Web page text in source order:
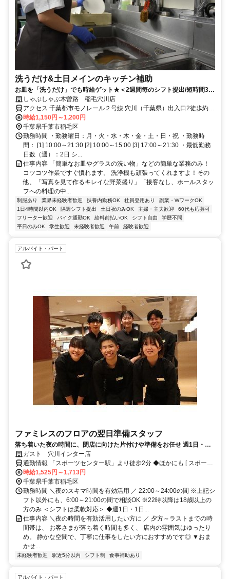
洗うだけ&土日メインのキッチン補助
お皿を「洗うだけ」でも時給ゲット★＜2週間毎のシフト提出/短時間3h
～/週2日～＞
しゃぶしゃぶ木曽路 稲毛穴川店
アクセス 千葉都市モノレール２号線 穴川（千葉県）出入口2徒歩約6
分、千葉都市モノレール２号線 天台出入口1徒歩約12分、千葉都市モ
ノレール２号線 スポーツセンター出入口2徒歩約14分 千葉都市モノ
レール穴川駅より徒歩6分
時給1,150円～1,200円
千葉県千葉市稲毛区
勤務時間 ・勤務曜日：月・火・水・木・金・土・日・祝 ・勤務時
間： [1] 10:00～21:30 [2] 10:00～15:00 [3] 17:00～21:30 ・最低勤務
日数（週）：2日 シ...
仕事内容 「簡単なお皿やグラスの洗い物」などの簡単な業務のみ！
コツコツ作業ですぐ慣れます。 洗浄機も頑張ってくれますよ！その
他、「写真を見て作るキレイな野菜盛り」「接客なし、ホールスタッ
フへの料理の中...
制服あり 業界未経験者歓迎 扶養内勤務OK 社員登用あり
副業・WワークOK
1日4時間以内OK
隔週シフト提出 土日祝のみOK 主婦・主夫歓迎
60代も応募可
フリーター歓迎
バイク通勤OK 給料前払いOK シフト自由
学歴不問
平日のみOK
学生歓迎 未経験者歓迎 午前 経験者歓迎
アルバイト・パート
ファミレスのフロアの翌日準備スタッフ
落ち着いた夜の時間に、閉店に向けた片付けや準備をお任せ 週1日・短
時間～OK 平日だけ・土日だけも歓迎 交通費支給や食事補助など待遇も
整っています◎
ガスト 穴川インター店
通勤情報 「スポーツセンター駅」より徒歩2分 ◆ほかにも [ スポーツ
センター / 天台 / 動物公園 / あやめ台団地 ] からも車で4～20分程度!!
※自転車 / 車 / バイク通勤OK
時給1,525円～1,713円
千葉県千葉市稲毛区
勤務時間 ＼夜のスキマ時間を有効活用 ／ 22:00～24:00の間 ※上記シ
フト以外にも、6:00～21:00の間で相談OK ※22時以降は18歳以上の
方のみ ＜シフトは柔軟対応＞ ◆週1日・1日...
仕事内容 ＼夜の時間を有効活用したい方に ／ 夕方～ラストまでの時
間帯は、 お客さまが落ち着く時間も多く、 店内の雰囲気はゆったり
め。 静かな空間で、丁寧に仕事をしたい方におすすめです◎ ▼おま
かせ...
未経験者歓迎 駅近5分以内 シフト制 食事補助あり
アルバイト・パート